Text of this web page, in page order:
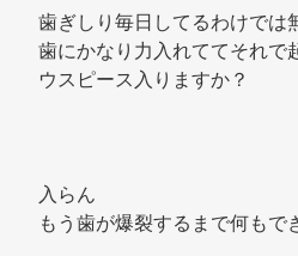
歯ぎしり毎日してるわけでは
歯にかなり力入れててそれで
ウスピース入りますか？
入らん
もう歯が爆裂するまで何もで